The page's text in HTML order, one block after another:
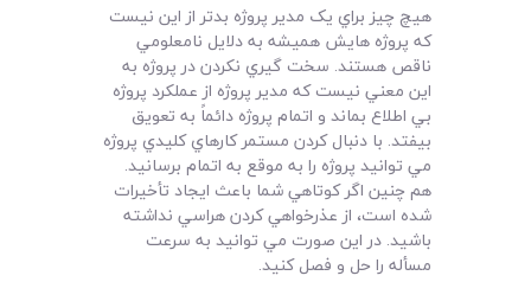
هيچ چيز براي يک مدير پروژه بدتر از اين نيست
که پروژه هايش هميشه به دلايل نامعلومي
ناقص هستند. سخت گيري نکردن در پروژه به
اين معني نيست که مدير پروژه از عملکرد پروژه
بي اطلاع بماند و اتمام پروژه دائماً به تعويق
بيفتد. با دنبال کردن مستمر کارهاي کليدي پروژه
مي توانيد پروژه را به موقع به اتمام برسانيد.
هم چنين اگر کوتاهي شما باعث ايجاد تأخيرات
شده است، از عذرخواهي کردن هراسي نداشته
باشيد. در اين صورت مي توانيد به سرعت
مسأله را حل و فصل کنيد.